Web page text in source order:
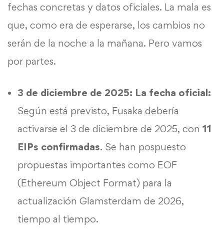
fechas concretas y datos oficiales. La mala es
que, como era de esperarse, los cambios no
serán de la noche a la mañana. Pero vamos
por partes.
3 de diciembre de 2025: La fecha oficial:
Según está previsto, Fusaka debería
activarse el 3 de diciembre de 2025, con 11
EIPs confirmadas. Se han pospuesto
propuestas importantes como EOF
(Ethereum Object Format) para la
actualización Glamsterdam de 2026,
tiempo al tiempo.